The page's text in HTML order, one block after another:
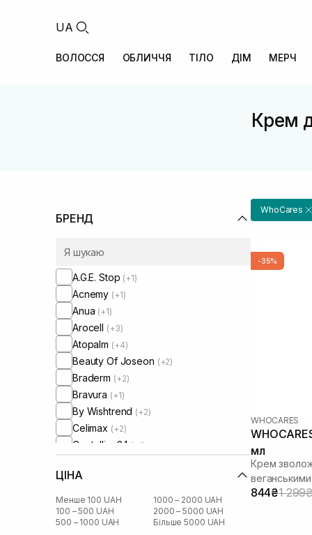
UA
ВОЛОССЯ ОБЛИЧЧЯ ТІЛО ДІМ МЕРЧ
Крем
БРЕНД
A.G.E. Stop (+1)
Acnemy (+1)
Anua (+1)
Arocell (+3)
Atopalm (+4)
Beauty Of Joseon (+2)
Braderm (+2)
Bravura (+1)
By Wishtrend (+2)
Celimax (+2)
Centellian24 (+1)
Comfort Zone
Cos De Baha
Cosmedix
Cu Skin(+11)
ЦІНА
Менше 100 UAH
100 – 500 UAH
500 – 1000 UAH
1000 – 2000 UAH
2000 – 5000 UAH
Більше 5000 UAH
WhoCares
-35%
WHOCARES
мл
Крем
844₴1 299₴